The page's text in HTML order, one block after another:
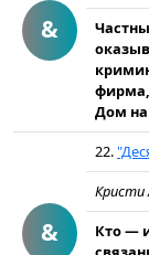
&
Дом
&
22.
Кристи
Кто —